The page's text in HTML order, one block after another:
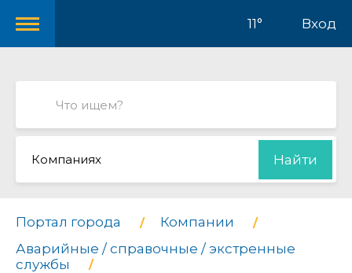
11° Вход
Компаниях Найти
Портал города
Компании
Аварийные / справочные / экстренные
службы